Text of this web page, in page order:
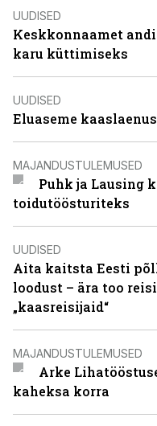
UUDISED
Keskkonnaamet
karu küttimiseks
UUDISED
Eluaseme
MAJANDUSTULEMUSED
Puhk ja Lausing
toidutöösturiteks
UUDISED
Aita kaitsta Eesti
loodust – ära too
„kaasreisijaid“
MAJANDUSTULEMUSED
Arke
kaheksa korra